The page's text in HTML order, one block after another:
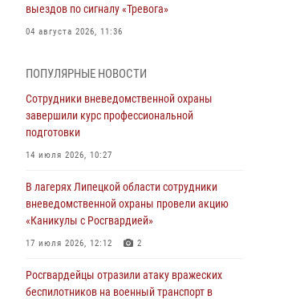
выездов по сигналу «Тревога»
04 августа 2026, 11:36
ударные и разведывательные беспилотники
ВСУ
04 августа 2026, 09:05
Росгвардия обеспечила безопасность
Липецке
03 августа 2026, 13:43 1
Росгвардейцы обеспечили безопасность
03 августа 2026, 13:41 1
ПОПУЛЯРНЫЕ НОВОСТИ
Сотрудники вневедомственной охраны
завершили курс профессиональной
подготовки
14 июля 2026, 10:27
В лагерях Липецкой области сотрудники
вневедомственной охраны провели акцию
«Каникулы с Росгвардией»
17 июля 2026, 12:12 2
Росгвардейцы отразили атаку вражеских
беспилотников на военный транспорт в